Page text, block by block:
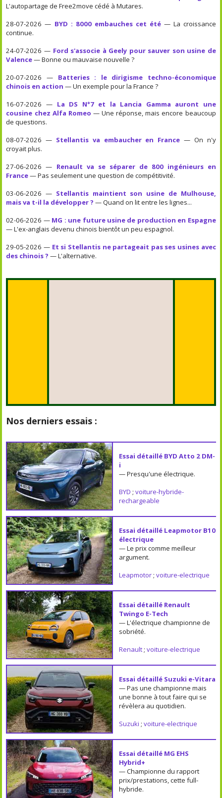
L'autopartage de Free2move cédé à Mutares.
28-07-2026 — BYD : 8000 embauches cet été— La croissance
continue.
24-07-2026 — Ford s'associe à Geely pour sauver son usine de
Valence— Bonne ou mauvaise nouvelle ?
20-07-2026 — Batteries : le dirigisme techno-économique
chinois en action — Un exemple pour la France ?
16-07-2026 — La DS N°7 et la Lancia Gamma auront une
cousine chez Alfa Romeo — Une réponse, mais encore beaucoup
de questions.
08-07-2026 — Stellantis va embaucher en France — On n'y
croyait plus.
27-06-2026 — Renault va se séparer de 800 ingénieurs en
France— Pas seulement une question de compétitivité.
03-06-2026 — Stellantis maintient son usine de Mulhouse,
mais va t-il la développer ? — Quand on lit entre les lignes...
02-06-2026 — MG : une future usine de production en Espagne
— L'ex-anglais devenu chinois bientôt un peu espagnol.
29-05-2026 — Et si Stellantis ne partageait pas ses usines avec
des chinois ? — L'alternative.
Nos derniers essais :
Essai détaillé BYD Atto 2 DM-
i
— Presqu'une électrique.
BYD ; voiture-hybride-
rechargeable
Essai détaillé Leapmotor B10
électrique
— Le prix comme meilleur
argument.
Leapmotor; voiture-electrique
Essai détaillé Renault
Twingo E-Tech
— L'électrique championne de
sobriété.
Renault; voiture-electrique
Essai détaillé Suzuki e-Vitara
— Pas une championne mais
une bonne à tout faire qui se
révèlera au quotidien.
Suzuki ; voiture-electrique
Essai détaillé MG EHS
Hybrid+
— Championne du rapport
prix/prestations, cette full-
hybride.